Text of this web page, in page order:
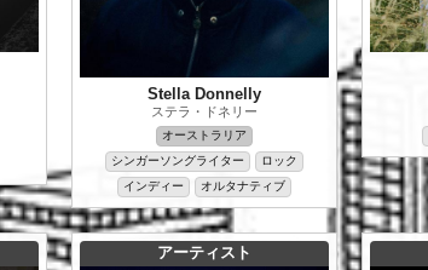
Stella Donnelly
ステラ・ドネリー
オーストラリア
シンガーソングライター
ロック
インディー
オルタナティブ
アーティスト